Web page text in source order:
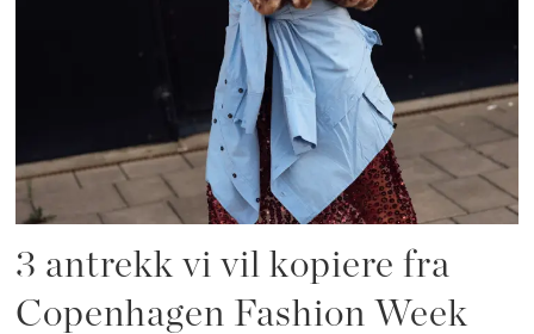
3 antrekk vi vil kopiere fra
Copenhagen Fashion Week